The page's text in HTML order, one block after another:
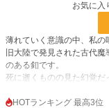
お気に入
薄れていく意識の中、私の
旧大陸で発見された古代
のある釦です。
死に逝くものの見た幻覚
って、うっすらと光り始め
HOTランキング 最高3位